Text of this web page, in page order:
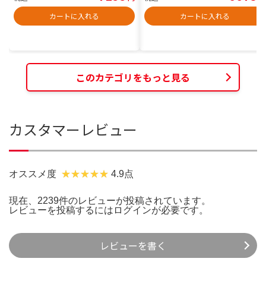
カートに入れる
カートに入れる
このカテゴリをもっと見る
カスタマーレビュー
オススメ度 4.9点
現在、2239件のレビューが投稿されています。
レビューを投稿するには ログインが必要です。
レビューを書く